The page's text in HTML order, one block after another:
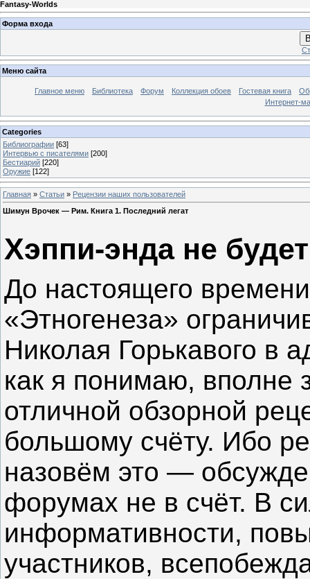
Fantasy-Worlds
Форма входа
Меню сайта
Главное меню Библиотека Форум Коллекция обоев Гостевая книга
Интернет-
Categories
Библиографии [63]
Интервью с писателями [200]
Бестиарий [220]
Оружие [122]
Главная » Статьи » Рецензии наших пользователей
Шимун Врочек — Рим. Книга 1. Последний легат
Хэппи-энда не
До настоящего
«Этногенеза»
Николая Горькавого в
как я понимаю,
отличной обзорной
большому счёту. Ибо
назовём это —
форумах не в счёт. В
информативности,
участников,